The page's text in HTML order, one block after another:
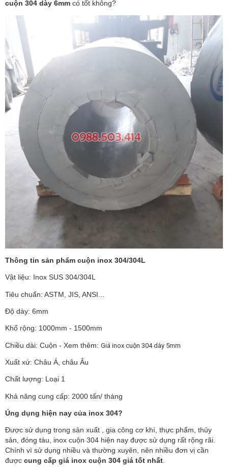
cuộn 304 dày 6mm có tốt không?
Thông tin sản phẩm cuộn inox 304/304L
Vật liệu: Inox SUS 304/304L
Tiêu chuẩn: ASTM, JIS, ANSI...
Độ dày: 6mm
Khổ rộng: 1000mm - 1500mm
Chiều dài: Cuộn - Xem thêm: Giá inox cuộn 304 dày 5mm
Xuất xứ: Châu Á, châu Âu
Chất lượng: Loại 1
Khả năng cung cấp: 2000 tấn/ tháng
Úng dụng hiện nay của inox 304?
Được sử dụng trong sản xuất , gia công cơ khí, thực phẩm, thủy
sản, đóng tàu, inox cuộn 304 hiện nay được sử dụng rất rộng rãi.
Chính vì sử dụng nhiều và thường xuyên, nên nhiều đơn vị cần
được cung cấp giá inox cuộn 304 giá tốt nhất.